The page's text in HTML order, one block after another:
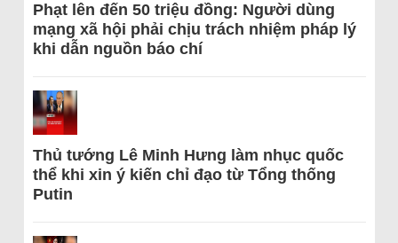
Phạt lên đến 50 triệu đồng: Người dùng
mạng xã hội phải chịu trách nhiệm pháp lý
khi dẫn nguồn báo chí
Thủ tướng Lê Minh Hưng làm nhục quốc
thể khi xin ý kiến chỉ đạo từ Tổng thống
Putin